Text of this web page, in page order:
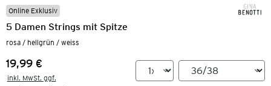
Online Exklusiv
5 Damen Strings mit Spitze
rosa / hellgrün / weiss
Preis:
19,99 €
inkl. MwSt. ggf.